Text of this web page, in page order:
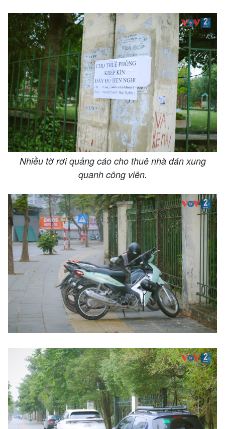
Nhiều tờ rơi quảng cáo cho thuê nhà dán xung
quanh công viên.